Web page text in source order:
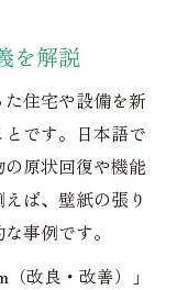
を含むのか
語の違い
ポイントを解
本か
どこまでか明
を解説
住宅や設備を新
です。日本語で
の原状回復や機能
ば、壁紙の張り
事例です。
改良・改善）」